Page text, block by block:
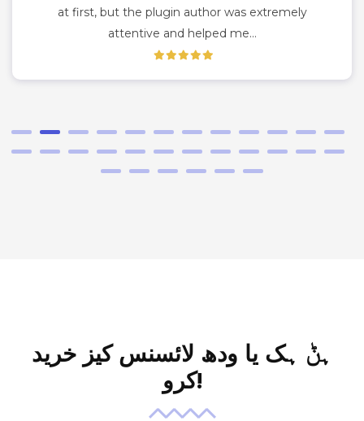
at first, but the plugin author was extremely
attentive and helped me…
ہݨ ہک یا ودھ لائسنس کیز خرید
کرو!